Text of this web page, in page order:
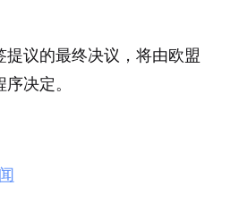
议的最终决议，将由欧盟
决定。